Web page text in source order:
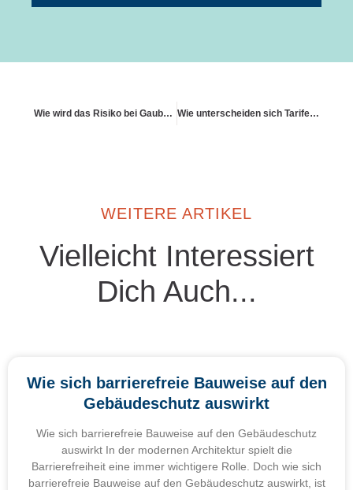
Wie wird das Risiko bei Gauben und Anbauten bewertet? Wie unterscheiden sich Tarife für Altbau und Neubau
WEITERE ARTIKEL
Vielleicht Interessiert
Dich Auch...
Wie sich barrierefreie Bauweise auf den
Gebäudeschutz auswirkt
Wie sich barrierefreie Bauweise auf den Gebäudeschutz
auswirkt In der modernen Architektur spielt die
Barrierefreiheit eine immer wichtigere Rolle. Doch wie sich
barrierefreie Bauweise auf den Gebäudeschutz auswirkt, ist